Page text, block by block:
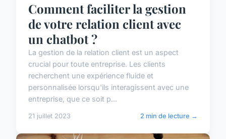
Comment faciliter la gestion
de votre relation client avec
un chatbot ?
La gestion de la relation client est un aspect
crucial pour toute entreprise. Les clients
recherchent une expérience fluide et
personnalisée lorsqu'ils interagissent avec une
entreprise, que ce soit p...
21 juillet 2023 2 min de lecture →